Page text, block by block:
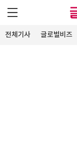
전체기사 글로벌비즈